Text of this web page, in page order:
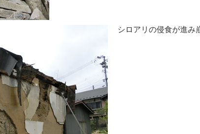
シロアリの侵食が進み